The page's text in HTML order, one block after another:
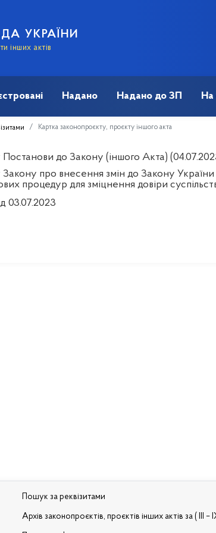
УКРАЇНИ
інших актів
Надано Надано до ЗП На
Картка законопроєкту, проєкту іншого акта
Постанови до Закону (іншого Акта)
Закону про внесення змін до Закону
процедур для зміцнення довіри
03.07.2023
Пошук за реквізитами
Архів законопроєктів, проєктів інших актів за ( III –